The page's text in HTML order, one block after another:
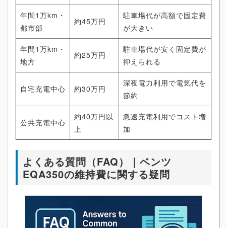
年間1万km・
都市部
約45万円
駐車場代が高額で固定費
が大きい
年間1万km・
地方
約25万円
駐車場代が安く固定費が
抑えられる
自宅充電中心 約30万円
深夜電力利用で電気代を
節約
公共充電中心
約40万円以
上
急速充電利用でコスト増
加
よくある質問（FAQ）｜ベンツ
EQA350の維持費に関する疑問